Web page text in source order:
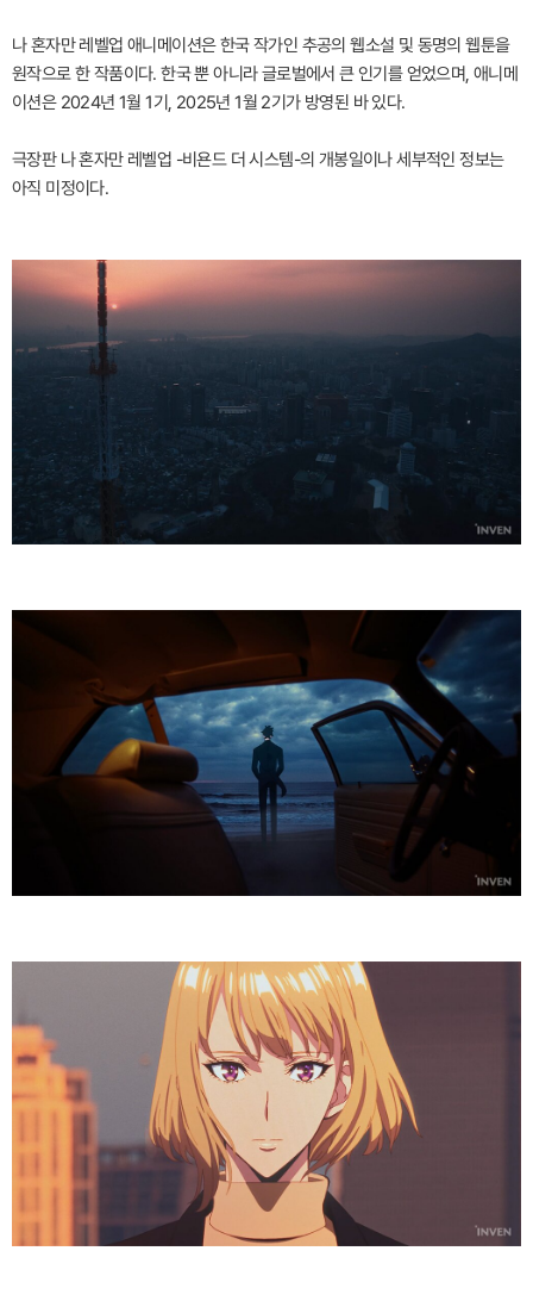
나 혼자만 레벨업 애니메이션은 한국 작가인 추공의 웹소설 및 동명의 웹툰을
원작으로 한 작품이다. 한국 뿐 아니라 글로벌에서 큰 인기를 얻었으며, 애니메
이션은 2024년 1월 1기, 2025년 1월 2기가 방영된 바 있다.
극장판 나 혼자만 레벨업 -비욘드 더 시스템-의 개봉일이나 세부적인 정보는
아직 미정이다.